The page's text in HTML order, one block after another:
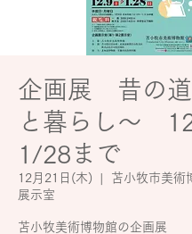
企画展 昔の道
と暮らし～
1/28まで
12月21日(木)
苫小牧市美
展示室
苫小牧美術博物館の企画展